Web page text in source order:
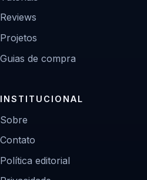
Reviews
Projetos
Guias de compra
INSTITUCIONAL
Sobre
Contato
Política editorial